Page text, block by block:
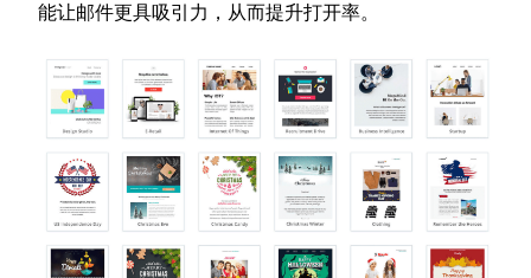
能让邮件更具吸引力，从而提升打开率。